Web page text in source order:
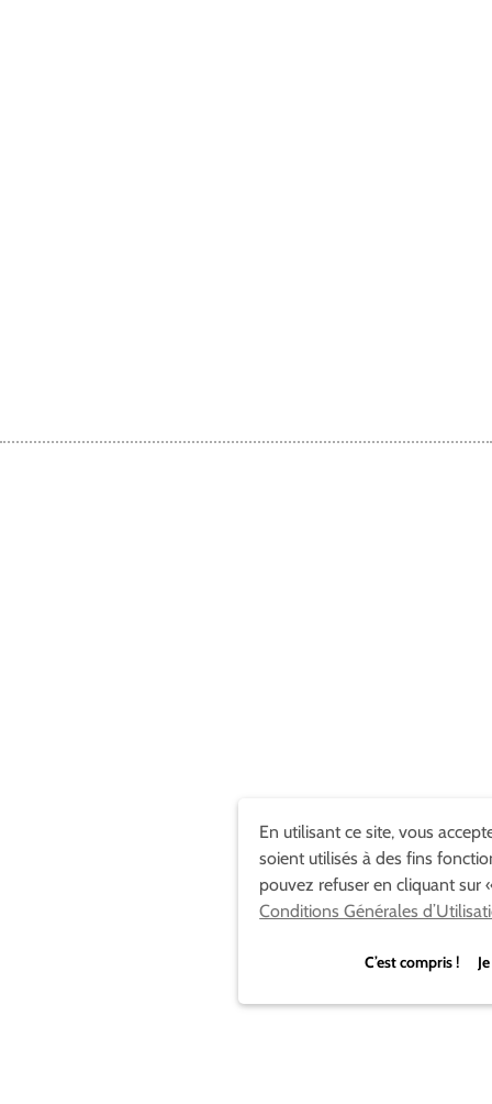
En utilisant ce site, vous
soient utilisés à des fins
pouvez refuser en cliquant sur
Conditions Générales
C’est compris !